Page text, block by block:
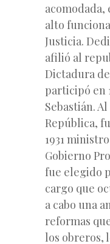
alto
Justicia.
afilió al
Dictadura
participó en
Sebastián.
República,
1931
Gobierno
fue elegido
cargo que
a cabo una
reformas
los obreros,